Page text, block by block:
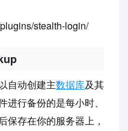
stealth-login/
自动创建主数据库及其
行备份的是每小时、
保存在你的服务器上，